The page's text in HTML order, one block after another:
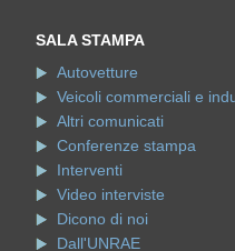
SALA STAMPA
Autovetture
Veicoli commerciali e
Altri comunicati
Conferenze stampa
Interventi
Video interviste
Dicono di noi
Dall'UNRAE